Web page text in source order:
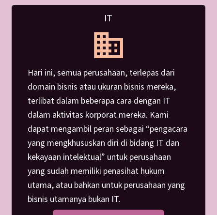
IT
Hari ini, semua perusahaan, terlepas dari
domain bisnis atau ukuran bisnis mereka,
terlibat dalam beberapa cara dengan IT
dalam aktivitas korporat mereka. Kami
dapat mengambil peran sebagai “pengacara
yang mengkhususkan diri di bidang IT dan
kekayaan intelektual” untuk perusahaan
yang sudah memiliki penasihat hukum
utama, atau bahkan untuk perusahaan yang
bisnis utamanya bukan IT.